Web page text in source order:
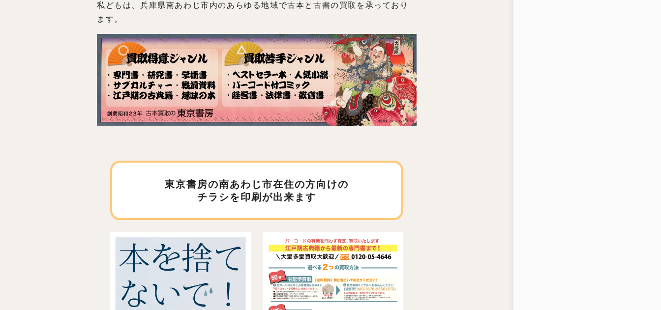
私どもは、兵庫県南あわじ市内のあらゆる地域で古本と古書の買取を承っており
ます。
東京書房の南あわじ市在住の方向けの
チラシを印刷が出来ます